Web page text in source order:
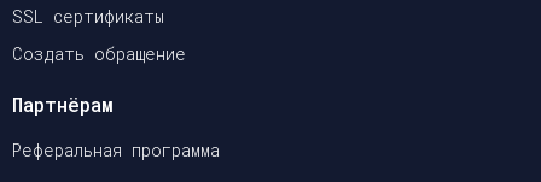
SSL сертификаты
Создать обращение
Партнёрам
Реферальная программа